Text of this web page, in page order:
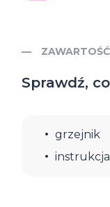
Sprawdź,
grzejnik